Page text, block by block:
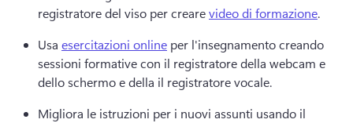
registratore del viso per creare video di formazione.
Usa esercitazioni online per l'insegnamento creando
sessioni formative con il registratore della webcam e
dello schermo e della il registratore vocale.
Migliora le istruzioni per i nuovi assunti usando il